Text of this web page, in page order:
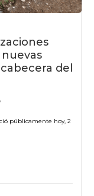
del
públicamente hoy, 2